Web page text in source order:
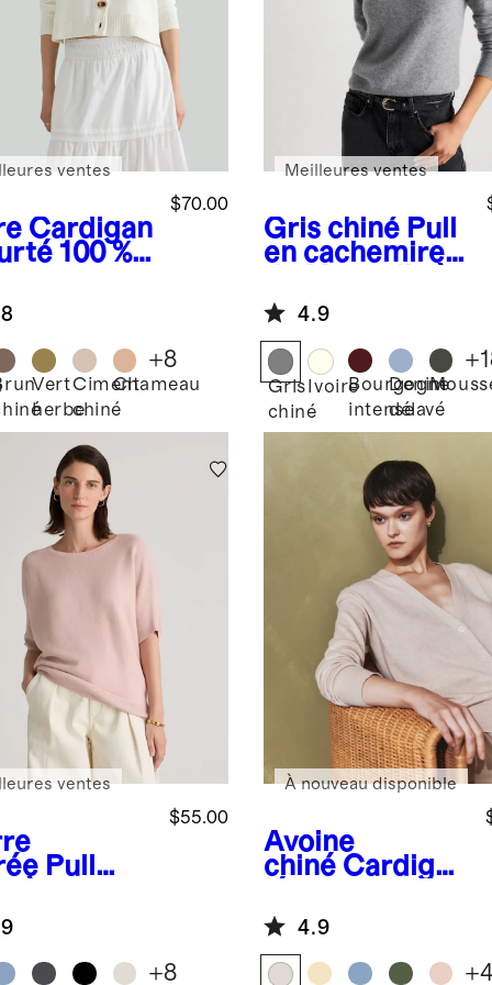
Cardigan
100 %
$70.00
ventes
Vert
herbe
Ciment
chiné
Chameau
+8
Gris chiné Pull
en cachemire
col rond
Meilleures ventes
4.9
Gris
chiné
IvoireBourgogne
intense
Denim
délavé
+
Pull
souris
et
$55.00
ventes
+8
Avoine
chiné Cardigan
et cachemire
À nouveau disponible
4.9
+